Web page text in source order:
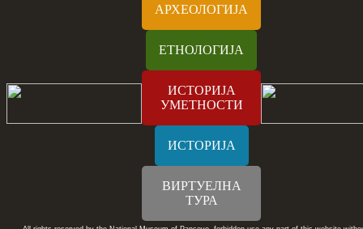
АРХЕОЛОГИЈА
ЕТНОЛОГИЈА
ИСТОРИЈА
УМЕТНОСТИ
ИСТОРИЈА
ВИРТУЕЛНА
ТУРА